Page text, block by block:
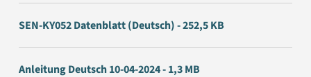
SEN-KY052 Datenblatt (Deutsch) - 252,5 KB
Anleitung Deutsch 10-04-2024 - 1,3 MB